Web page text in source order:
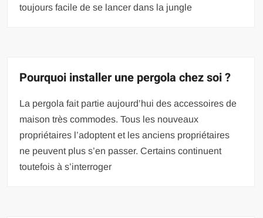
toujours facile de se lancer dans la jungle
Pourquoi installer une pergola chez soi ?
La pergola fait partie aujourd’hui des accessoires de
maison très commodes. Tous les nouveaux
propriétaires l’adoptent et les anciens propriétaires
ne peuvent plus s’en passer. Certains continuent
toutefois à s’interroger